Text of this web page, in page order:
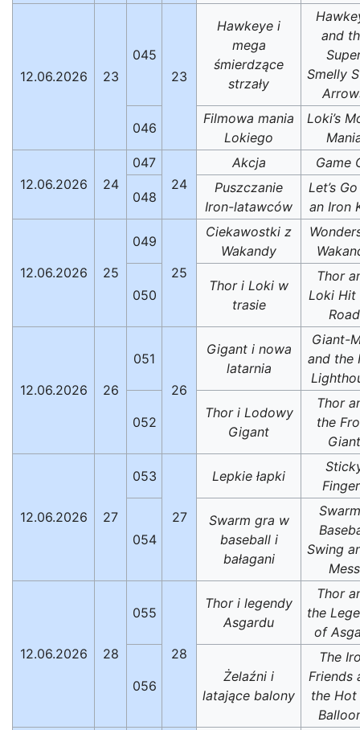
12.06.2026 23
045
23
Hawkeye i
mega
śmierdzące
strzały
and
Smelly
046
Filmowa mania
Lokiego
Loki’s
12.06.2026 24
047
24
Akcja Game
048
Puszczanie
Iron-latawców
Let’s
an Iron
12.06.2026 25
049
25
Ciekawostki z
Wakandy
050
Thor i Loki w
trasie
Thor
Loki Hit
Road
12.06.2026 26
051
26
Gigant i nowa
latarnia
Giant-
and the
052
Thor i Lodowy
Gigant
Thor
the
Giant
12.06.2026 27
053
27
Lepkie łapki
054
Swarm gra w
baseball i
bałagani
Swing
Mess
12.06.2026 28
055
28
Thor i legendy
Asgardu
Thor
the
of
056
Żelaźni i
latające balony
The
Friends
the Hot